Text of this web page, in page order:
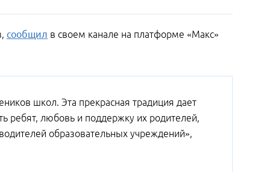
сообщил в своем канале на платформе «Макс»
школ. Эта прекрасная традиция дает
ребят, любовь и поддержку их родителей,
образовательных учреждений»,